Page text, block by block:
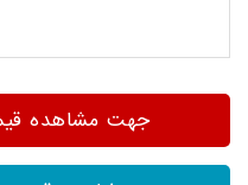
جهت مشاهده